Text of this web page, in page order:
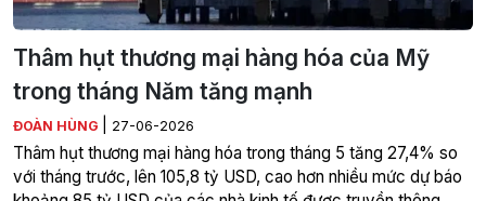
Thâm hụt thương mại hàng hóa của Mỹ
trong tháng Năm tăng mạnh
ĐOÀN HÙNG 27-06-2026
Thâm hụt thương mại hàng hóa trong tháng 5 tăng 27,4% so
với tháng trước, lên 105,8 tỷ USD, cao hơn nhiều mức dự báo